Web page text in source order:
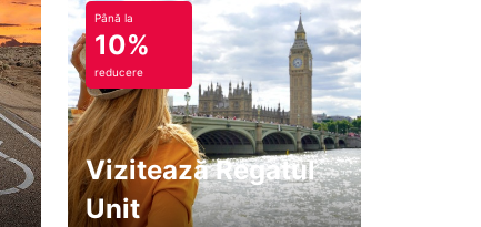
Până la
10%
reducere
Vizitează Regatul
Unit